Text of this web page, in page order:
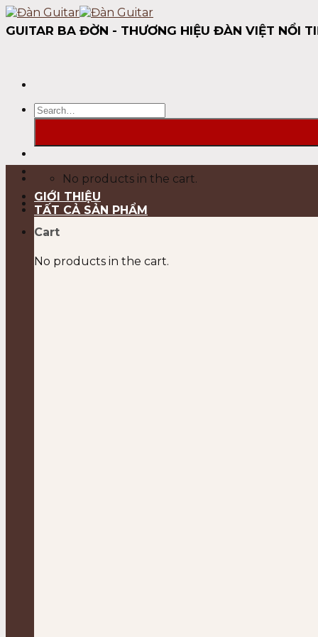
Skip
to
content
GUITAR BA ĐỜN - THƯƠNG HIỆU ĐÀN VIỆT NỔI
Search
for:
No products in the cart.
Cart
No products in the cart.
GIỚI THIỆU
TẤT CẢ SẢN PHẨM